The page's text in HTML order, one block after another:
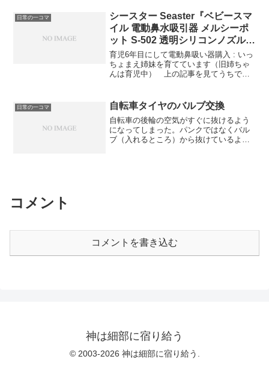
日常の一コマ
シースター Seaster『ベビースマ
イル 電動鼻水吸引器 メルシーポ
ット S-502 透明シリコンノズル小
2個/鼻水吸引マニュアル付き』
育児6年目にして電動鼻吸い器購入 : いっ
ちょまえ姉妹を育てています（旧姉ちゃ
んは育児中） 上の記事を見てうちでも
のやつは、感染させてくれって言ってる
ようなもんで、これほど馬鹿げた話もな
い。 これで値段が半分ぐらいだったら
何の文句もなかったのだが。実質的にた
だの空気ポンプなわけだし。
日常の一コマ 自転車タイヤのバルブ交換
自転車の後輪の空気がすぐに抜けるよう
になってしまった。パンクではなくバル
ブ（入れるところ）から抜けているよう
まけ【ニコニコ動画】東方de自転車ショ
ー歌
コメント
コメントを書き込む
神は細部に宿り給う
© 2003-2026 神は細部に宿り給う.